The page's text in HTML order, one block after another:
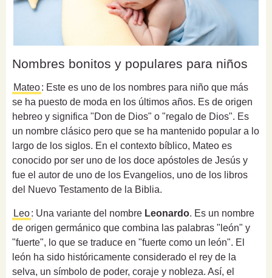
Nombres bonitos y populares para niños
Mateo: Este es uno de los nombres para niño que más
se ha puesto de moda en los últimos años. Es de origen
hebreo y significa "Don de Dios" o "regalo de Dios". Es
un nombre clásico pero que se ha mantenido popular a lo
largo de los siglos. En el contexto bíblico, Mateo es
conocido por ser uno de los doce apóstoles de Jesús y
fue el autor de uno de los Evangelios, uno de los libros
del Nuevo Testamento de la Biblia.
Leo: Una variante del nombre Leonardo. Es un nombre
de origen germánico que combina las palabras "león" y
"fuerte", lo que se traduce en "fuerte como un león". El
león ha sido históricamente considerado el rey de la
selva, un símbolo de poder, coraje y nobleza. Así, el